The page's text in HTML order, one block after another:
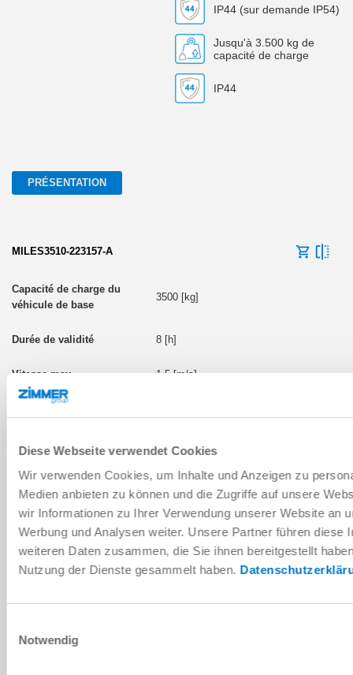
Diese Webseite verwendet Cookies
Wir verwenden Cookies, um Inhalte und Anzeigen zu
Medien anbieten zu können und die Zugriffe auf unsere
wir Informationen zu Ihrer Verwendung unserer Website an
Werbung und Analysen weiter. Unsere Partner führen diese
weiteren Daten zusammen, die Sie ihnen bereitgestellt
Nutzung der Dienste gesammelt haben.
Notwendig
IP44 (sur demande IP54)
Jusqu'à 3.500 kg de
capacité de charge
IP44
PRÉSENTATION
MILES3510-223157-A
3500 [kg]
8 [h]
1.5 [m/s]
MILES1510-223155-A
1500 [kg]
10 [h]